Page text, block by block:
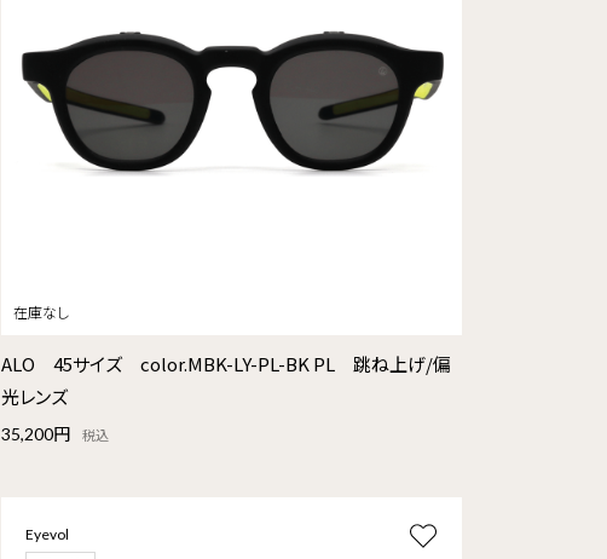
ALO 45サイズ color.MBK-LY-PL-BK PL 跳ね上げ/偏
光レンズ
35,200円 税込
Eyevol